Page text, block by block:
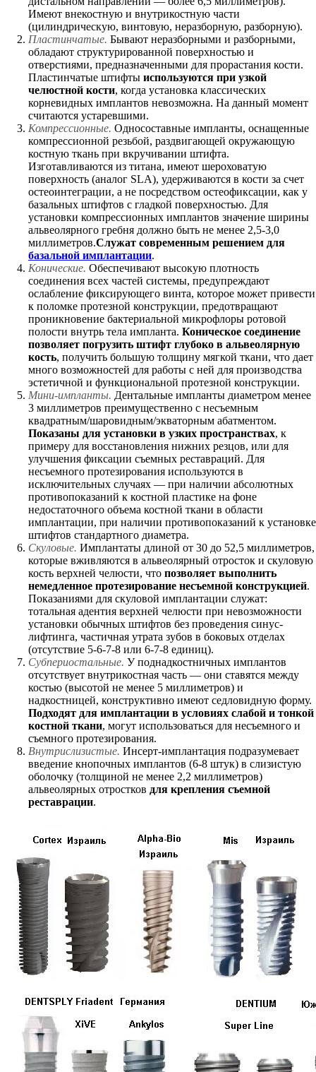
Имеют внекостную и внутрикостную части
(цилиндрическую, винтовую, неразборную, разборную).
Пластинчатые. Бывают неразборными и разборными,
обладают структурированной поверхностью и
отверстиями, предназначенными для прорастания кости.
Пластинчатые штифты используются при узкой
челюстной кости, когда установка классических
корневидных имплантов невозможна. На данный момент
считаются устаревшими.
Компрессионные. Односоставные импланты, оснащенные
компрессионной резьбой, раздвигающей окружающую
костную ткань при вкручивании штифта.
Изготавливаются из титана, имеют шероховатую
поверхность (аналог SLA), удерживаются в кости за счет
остеоинтеграции, а не посредством остеофиксации, как у
базальных штифтов с гладкой поверхностью. Для
установки компрессионных имплантов значение ширины
альвеолярного гребня должно быть не менее 2,5-3,0
миллиметров.Служат современным решением для
базальной имплантации.
Конические. Обеспечивают высокую плотность
соединения всех частей системы, предупреждают
ослабление фиксирующего винта, которое может привести
к поломке протезной конструкции, предотвращают
проникновение бактериальной микрофлоры ротовой
полости внутрь тела импланта. Коническое соединение
позволяет погрузить штифт глубоко в альвеолярную
кость, получить большую толщину мягкой ткани, что дает
много возможностей для работы с ней для производства
эстетичной и функциональной протезной конструкции.
Мини-импланты. Дентальные импланты диаметром менее
3 миллиметров преимущественно с несъемным
квадратным/шаровидным/экваторным абатментом.
Показаны для установки в узких пространствах, к
примеру для восстановления нижних резцов, или для
улучшения фиксации съемных реставраций. Для
несъемного протезирования используются в
исключительных случаях — при наличии абсолютных
противопоказаний к костной пластике на фоне
недостаточного объема костной ткани в области
имплантации, при наличии противопоказаний к установке
штифтов стандартного диаметра.
Скуловые. Имплантаты длиной от 30 до 52,5 миллиметров,
которые вживляются в альвеолярный отросток и скуловую
кость верхней челюсти, что позволяет выполнить
немедленное протезирование несъемной конструкцией.
Показаниями для скуловой имплантации служат:
тотальная адентия верхней челюсти при невозможности
установки обычных штифтов без проведения синус-
лифтинга, частичная утрата зубов в боковых отделах
(отсутствие 5-6-7-8 или 6-7-8 единиц).
Субпериостальные. У поднадкостничных имплантов
отсутствует внутрикостная часть — они ставятся между
костью (высотой не менее 5 миллиметров) и
надкостницей, конструктивно имеют седловидную форму.
Подходят для имплантации в условиях слабой и тонкой
костной ткани, могут использоваться для несъемного и
съемного протезирования.
Внутрислизистые. Инсерт-имплантация подразумевает
введение кнопочных имплантов (6-8 штук) в слизистую
оболочку (толщиной не менее 2,2 миллиметров)
альвеолярных отростков для крепления съемной
реставрации.